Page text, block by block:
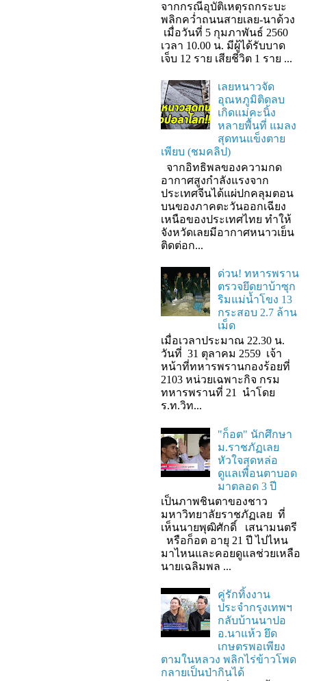
จากกรณีอุบัติเหตุรถกระบะ
พลิกคว่ำถนนสายเลย-นาด้วง
เมื่อวันที่ 5 กุมภาพันธ์ 2560
เวลา 10.00 น. มีผู้ได้รับบาด
เจ็บ 12 ราย เสียชีวิต 1 ราย ...
เลยหนาวจัด
อุณหภูมิติดลบ
เกิดแม่คะนิ้ง
หลายพื้นที่ แมลง
สุดทนแข็งตาย
เพียบ (ชมคลิป)
จากอิทธิพลของความกด
อากาศสูงกำลังแรงจาก
ประเทศจีนได้แผ่ปกคลุมตอน
บนของภาคตะวันออกเฉียง
เหนือของประเทศไทย ทำให้
จังหวัดเลยมีอากาศหนาวเย็น
ติดต่อก...
ด่วน! ทหารพราน
ตรวจยึดยาบ้าซุก
ริมแม่น้ำโขง 13
กระสอบ 2.7 ล้าน
เม็ด
เมื่อเวลาประมาณ 22.30 น.
วันที่ 31 ตุลาคม 2559 เจ้า
หน้าที่ทหารพรานกองร้อยที่
2103 หน่วยเฉพาะกิจ กรม
ทหารพรานที่ 21 นำโดย
ร.ท.วิท...
"ก็อต" นักศึกษา
ม.ราชภัฏเลย
หัวใจสุดหล่อ
ดูแลเพื่อนตาบอด
มาตลอด 3 ปี
เป็นภาพชินตาของชาว
มหาวิทยาลัยราชภัฏเลย ที่
เห็นนายพุฒิศักดิ์ เสนามนตรี
หรือก็อต อายุ 21 ปี ไปไหน
มาไหนและคอยดูแลช่วยเหลือ
นายเฉลิมพล ...
คู่รักทิ้งงาน
ประจำกรุงเทพฯ
กลับบ้านนาปอ
อ.นาแห้ว ยึด
เกษตรพอเพียง
ตามในหลวง พลิกไร่ข้าวโพด
กลายเป็นป่ากินได้